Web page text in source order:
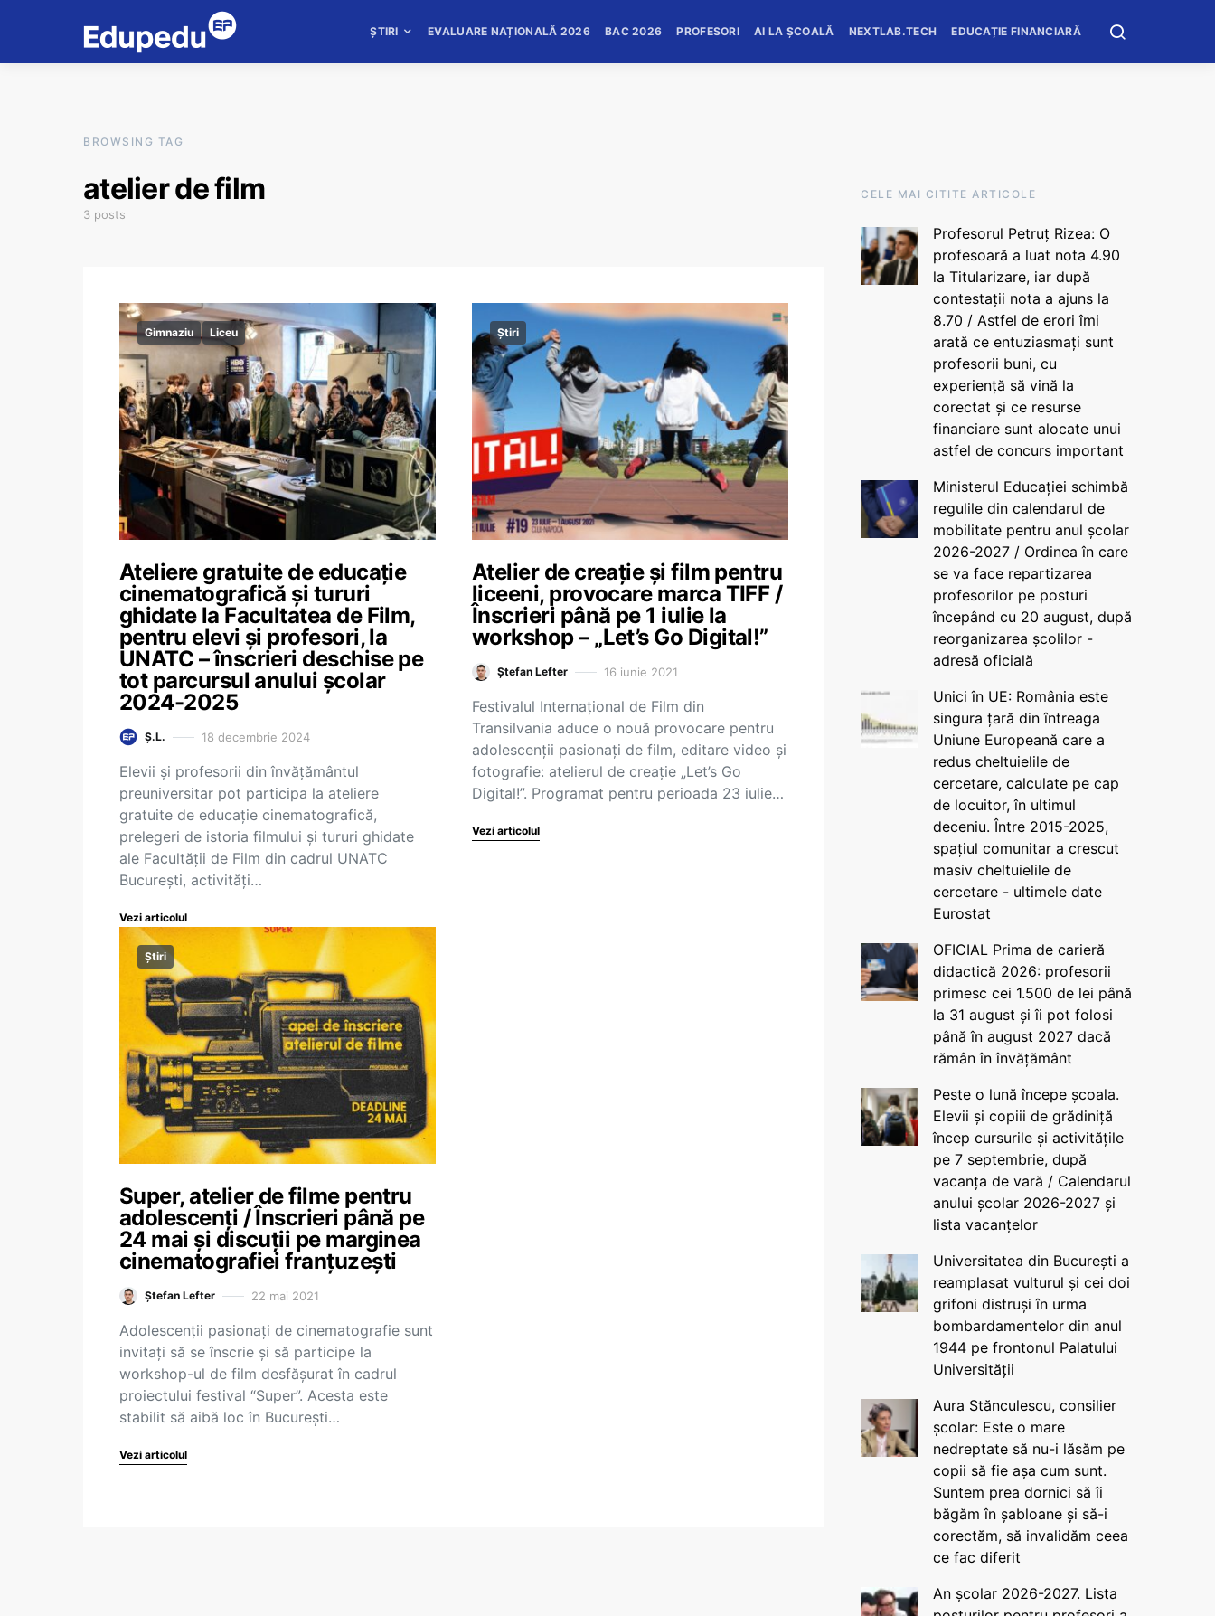
ȘTIRI EVALUARE NAȚIONALĂ 2026 BAC 2026 PROFESORI AI LA ȘCOALĂ NEXTLAB.TECH EDUCAȚIE FINANCIARĂ
BROWSING TAG
atelier de film
3 posts
Gimnaziu Liceu
Ateliere gratuite de educație
cinematografică și tururi
ghidate la Facultatea de Film,
pentru elevi și profesori, la
UNATC – înscrieri deschise pe
tot parcursul anului școlar
2024-2025
Ș.L. 18 decembrie 2024
Elevii și profesorii din învățământul
preuniversitar pot participa la ateliere
gratuite de educație cinematografică,
prelegeri de istoria filmului și tururi ghidate
ale Facultății de Film din cadrul UNATC
București, activități…
Vezi articolul
Știri
Atelier de creație și film pentru
liceeni, provocare marca TIFF /
Înscrieri până pe 1 iulie la
workshop – „Let’s Go Digital!”
Ștefan Lefter 16 iunie 2021
Festivalul Internațional de Film din
Transilvania aduce o nouă provocare pentru
adolescenții pasionați de film, editare video și
fotografie: atelierul de creație „Let’s Go
Digital!”. Programat pentru perioada 23 iulie…
Vezi articolul
Știri
Super, atelier de filme pentru
adolescenți / Înscrieri până pe
24 mai și discuții pe marginea
cinematografiei franțuzești
Ștefan Lefter 22 mai 2021
Adolescenții pasionați de cinematografie sunt
invitați să se înscrie și să participe la
workshop-ul de film desfășurat în cadrul
proiectului festival “Super”. Acesta este
stabilit să aibă loc în București…
Vezi articolul
CELE MAI CITITE ARTICOLE
Profesorul Petruț Rizea: O
profesoară a luat nota 4.90
la Titularizare, iar după
contestații nota a ajuns la
8.70 / Astfel de erori îmi
arată ce entuziasmați sunt
profesorii buni, cu
experiență să vină la
corectat și ce resurse
financiare sunt alocate unui
astfel de concurs important
Ministerul Educației schimbă
regulile din calendarul de
mobilitate pentru anul școlar
2026-2027 / Ordinea în care
se va face repartizarea
profesorilor pe posturi
începând cu 20 august, după
reorganizarea școlilor -
adresă oficială
Unici în UE: România este
singura țară din întreaga
Uniune Europeană care a
redus cheltuielile de
cercetare, calculate pe cap
de locuitor, în ultimul
deceniu. Între 2015-2025,
spațiul comunitar a crescut
masiv cheltuielile de
cercetare - ultimele date
Eurostat
OFICIAL Prima de carieră
didactică 2026: profesorii
primesc cei 1.500 de lei până
la 31 august și îi pot folosi
până în august 2027 dacă
rămân în învățământ
Peste o lună începe școala.
Elevii și copiii de grădiniță
încep cursurile și activitățile
pe 7 septembrie, după
vacanța de vară / Calendarul
anului școlar 2026-2027 și
lista vacanțelor
Universitatea din București a
reamplasat vulturul și cei doi
grifoni distruși în urma
bombardamentelor din anul
1944 pe frontonul Palatului
Universității
Aura Stănculescu, consilier
școlar: Este o mare
nedreptate să nu-i lăsăm pe
copii să fie așa cum sunt.
Suntem prea dornici să îi
băgăm în șabloane și să-i
corectăm, să invalidăm ceea
ce fac diferit
An școlar 2026-2027. Lista